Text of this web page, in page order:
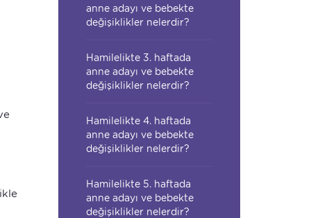
anne adayı ve bebekte
değişiklikler nelerdir?
Hamilelikte 3. haftada
anne adayı ve bebekte
değişiklikler nelerdir?
Hamilelikte 4. haftada
anne adayı ve bebekte
değişiklikler nelerdir?
Hamilelikte 5. haftada
anne adayı ve bebekte
değişiklikler nelerdir?